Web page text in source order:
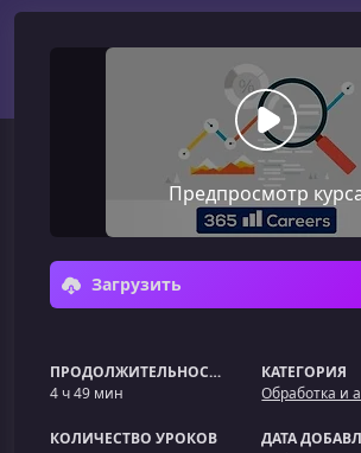
Предпросмотр
Загрузить
ПРОДОЛЖИТЕЛЬНОСТЬ
4 ч 49 мин
КАТЕГОРИЯ
КОЛИЧЕСТВО УРОКОВ
ДАТА